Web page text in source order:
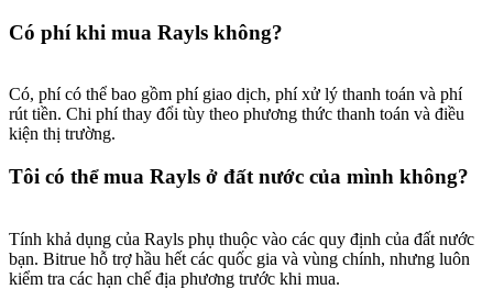
Có phí khi mua Rayls không?
Có, phí có thể bao gồm phí giao dịch, phí xử lý thanh toán và phí
rút tiền. Chi phí thay đổi tùy theo phương thức thanh toán và điều
kiện thị trường.
Tôi có thể mua Rayls ở đất nước của mình không?
Tính khả dụng của Rayls phụ thuộc vào các quy định của đất nước
bạn. Bitrue hỗ trợ hầu hết các quốc gia và vùng chính, nhưng luôn
kiểm tra các hạn chế địa phương trước khi mua.